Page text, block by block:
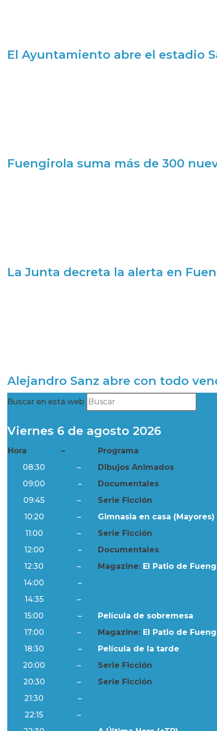
El Ayuntamiento abre el estadio
Fuengirola suma más de 300
La Junta decreta la alerta en
Alejandro Sanz abre con todo
Buscar en esta web
Viernes 6 de agosto 2026
Hora –
Programa
08:30
–
Dibujos Animados
09:00
–
Documentales
09:45
–
Serie Ficción
10:20
–
Gimnasia en casa (Mayores)
11:00
–
Serie Ficción
12:00
–
Documentales
12:30
– Magazine: El Patio de
14:00
–
14:35
–
15:00
–
Película de sobremesa
17:00
– Magazine: El Patio de
18:30
–
Película de la tarde
20:00
–
Serie Ficción
20:30
–
Serie Ficción
21:30
–
22:15
–